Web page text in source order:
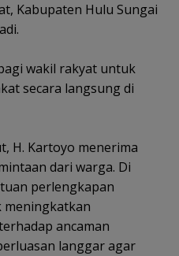
Kabupaten Hulu Sungai
wakil rakyat untuk
secara langsung di
H. Kartoyo menerima
dari warga. Di
perlengkapan
meningkatkan
ancaman
langgar agar